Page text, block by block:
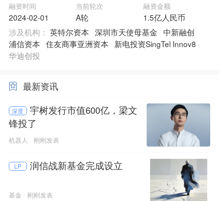
融资时间
2024-02-01
当前轮次
A轮
融资金额
1.5亿人民币
涉及机构： 英特尔资本 深圳市天使母基金
中新融创
浦信资本 住友商事亚洲资本
新电投资SingTel Innov8
华迪创投
最新资讯
深度
宇树发行市值600亿，梁文
锋投了
机器人 刚刚发表
LP 润信战新基金完成设立
基金 刚刚发表